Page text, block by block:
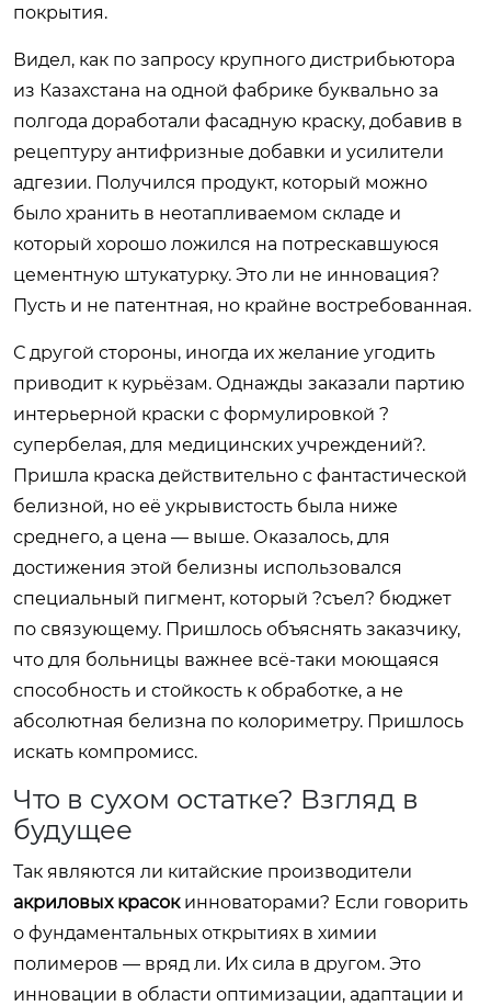
покрытия.
Видел, как по запросу крупного дистрибьютора
из Казахстана на одной фабрике буквально за
полгода доработали фасадную краску, добавив в
рецептуру антифризные добавки и усилители
адгезии. Получился продукт, который можно
было хранить в неотапливаемом складе и
который хорошо ложился на потрескавшуюся
цементную штукатурку. Это ли не инновация?
Пусть и не патентная, но крайне востребованная.
С другой стороны, иногда их желание угодить
приводит к курьёзам. Однажды заказали партию
интерьерной краски с формулировкой ?
супербелая, для медицинских учреждений?.
Пришла краска действительно с фантастической
белизной, но её укрывистость была ниже
среднего, а цена — выше. Оказалось, для
достижения этой белизны использовался
специальный пигмент, который ?съел? бюджет
по связующему. Пришлось объяснять заказчику,
что для больницы важнее всё-таки моющаяся
способность и стойкость к обработке, а не
абсолютная белизна по колориметру. Пришлось
искать компромисс.
Что в сухом остатке? Взгляд в
будущее
Так являются ли китайские производители
акриловых красокинноваторами? Если говорить
о фундаментальных открытиях в химии
полимеров — вряд ли. Их сила в другом. Это
инновации в области оптимизации, адаптации и